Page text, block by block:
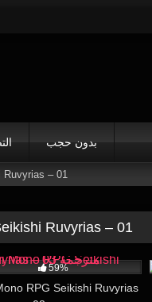
بدون حجب
– 01
Ruvyrias – 01
59%
RPG Seikishi Ruvyrias